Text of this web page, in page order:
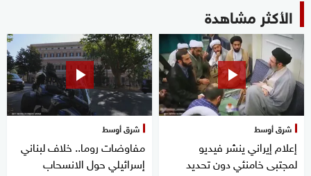
الأكثر مشاهدة
شرق أوسط
إعلام إيراني ينشر فيديو
لمجتبى خامنئي دون تحديد
شرق أوسط
مفاوضات روما.. خلاف لبناني
إسرائيلي حول الانسحاب